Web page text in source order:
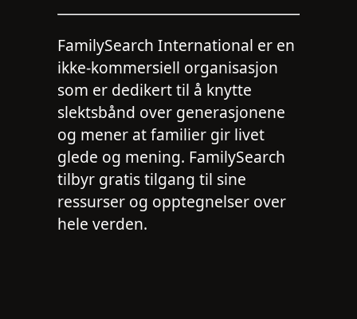
FamilySearch International er en
ikke-kommersiell organisasjon
som er dedikert til å knytte
slektsbånd over generasjonene
og mener at familier gir livet
glede og mening. FamilySearch
tilbyr gratis tilgang til sine
ressurser og opptegnelser over
hele verden.